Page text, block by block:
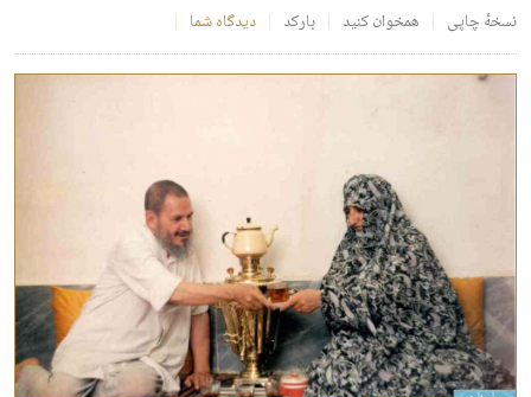
نسخهٔ چاپی همخوان کنید بارکد دیدگاه شما